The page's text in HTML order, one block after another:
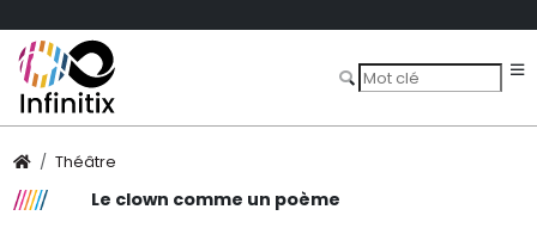
Théâtre
Le clown comme un poème